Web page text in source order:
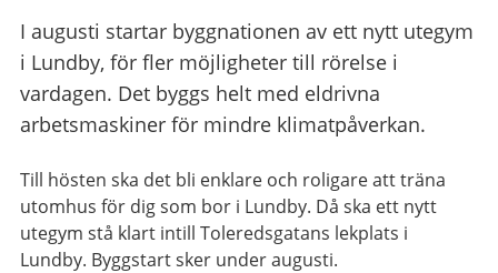
I augusti startar byggnationen av ett nytt utegym
i Lundby, för fler möjligheter till rörelse i
vardagen. Det byggs helt med eldrivna
arbetsmaskiner för mindre klimatpåverkan.
Till hösten ska det bli enklare och roligare att träna
utomhus för dig som bor i Lundby. Då ska ett nytt
utegym stå klart intill Toleredsgatans lekplats i
Lundby. Byggstart sker under augusti.